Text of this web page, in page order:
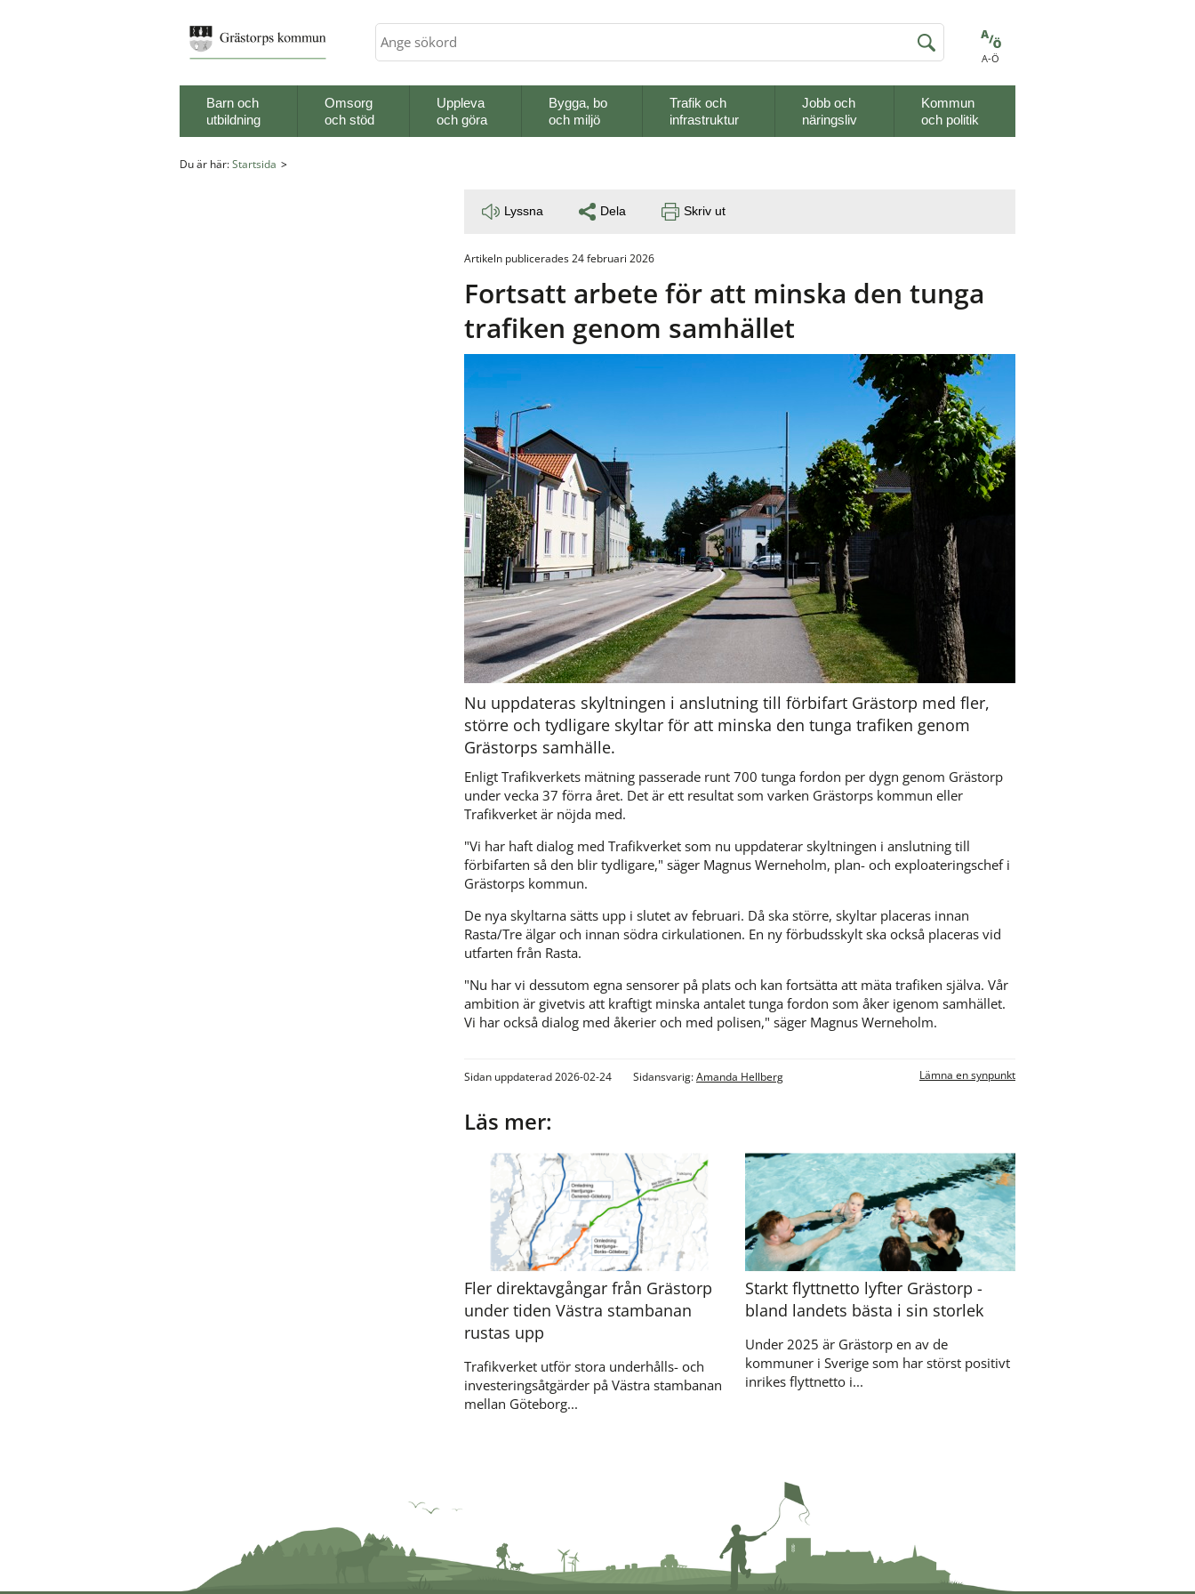
Sök
A-Ö
Barn och
utbildning
Omsorg
och stöd
Uppleva
och göra
Bygga, bo
och miljö
Trafik och
infrastruktur
Jobb och
näringsliv
Kommun
och politik
Du är här:Startsida
Lyssna Dela Skriv ut
Artikeln publicerades 24 februari 2026
Fortsatt arbete för att minska den tunga
trafiken genom samhället
Nu uppdateras skyltningen i anslutning till förbifart Grästorp med fler,
större och tydligare skyltar för att minska den tunga trafiken genom
Grästorps samhälle.
Enligt Trafikverkets mätning passerade runt 700 tunga fordon per dygn genom Grästorp
under vecka 37 förra året. Det är ett resultat som varken Grästorps kommun eller
Trafikverket är nöjda med.
"Vi har haft dialog med Trafikverket som nu uppdaterar skyltningen i anslutning till
förbifarten så den blir tydligare," säger Magnus Werneholm, plan- och exploateringschef i
Grästorps kommun.
De nya skyltarna sätts upp i slutet av februari. Då ska större, skyltar placeras innan
Rasta/Tre älgar och innan södra cirkulationen. En ny förbudsskylt ska också placeras vid
utfarten från Rasta.
"Nu har vi dessutom egna sensorer på plats och kan fortsätta att mäta trafiken själva. Vår
ambition är givetvis att kraftigt minska antalet tunga fordon som åker igenom samhället.
Vi har också dialog med åkerier och med polisen," säger Magnus Werneholm.
Sidan uppdaterad 2026-02-24 Sidansvarig:Amanda Hellberg Lämna en synpunkt
Läs mer:
Fler direktavgångar från Grästorp
under tiden Västra stambanan
rustas upp
Trafikverket utför stora underhålls- och
investeringsåtgärder på Västra stambanan
mellan Göteborg...
Starkt flyttnetto lyfter Grästorp -
bland landets bästa i sin storlek
Under 2025 är Grästorp en av de
kommuner i Sverige som har störst positivt
inrikes flyttnetto i...